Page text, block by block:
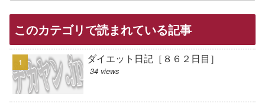
このカテゴリで読まれている記事
ダイエット日記［８６２日目］
34 views